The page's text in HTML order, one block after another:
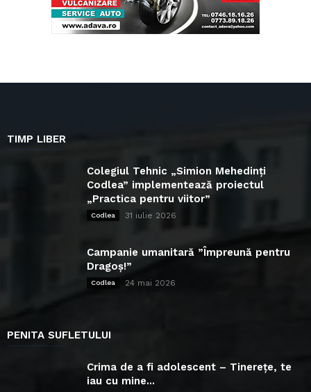
TIMP LIBER
Colegiul Tehnic „Simion Mehedinți
Codlea” implementează proiectul
„Practica pentru viitor”
Codlea 31 iulie 2026
Campanie umanitară ”Împreună pentru
Dragoș!”
Codlea 24 mai 2026
PENITA SUFLETULUI
Crima de a fi adolescent – Tinerețe, te
iau cu mine...